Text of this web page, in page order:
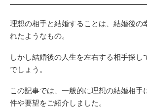
理想の相手と結婚することは、結婚後の
れたようなもの。
しかし結婚後の人生を左右する相手探し
でしょう。
この記事では、一般的に理想の結婚相手
件や要望をご紹介しました。